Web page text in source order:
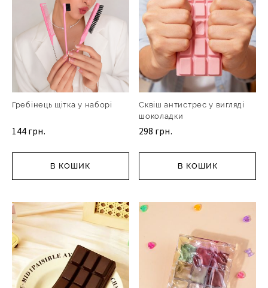
Гребінець щітка у наборі
144 грн.
В КОШИК
Сквіш антистрес у вигляді
шоколадки
298 грн.
В КОШИК